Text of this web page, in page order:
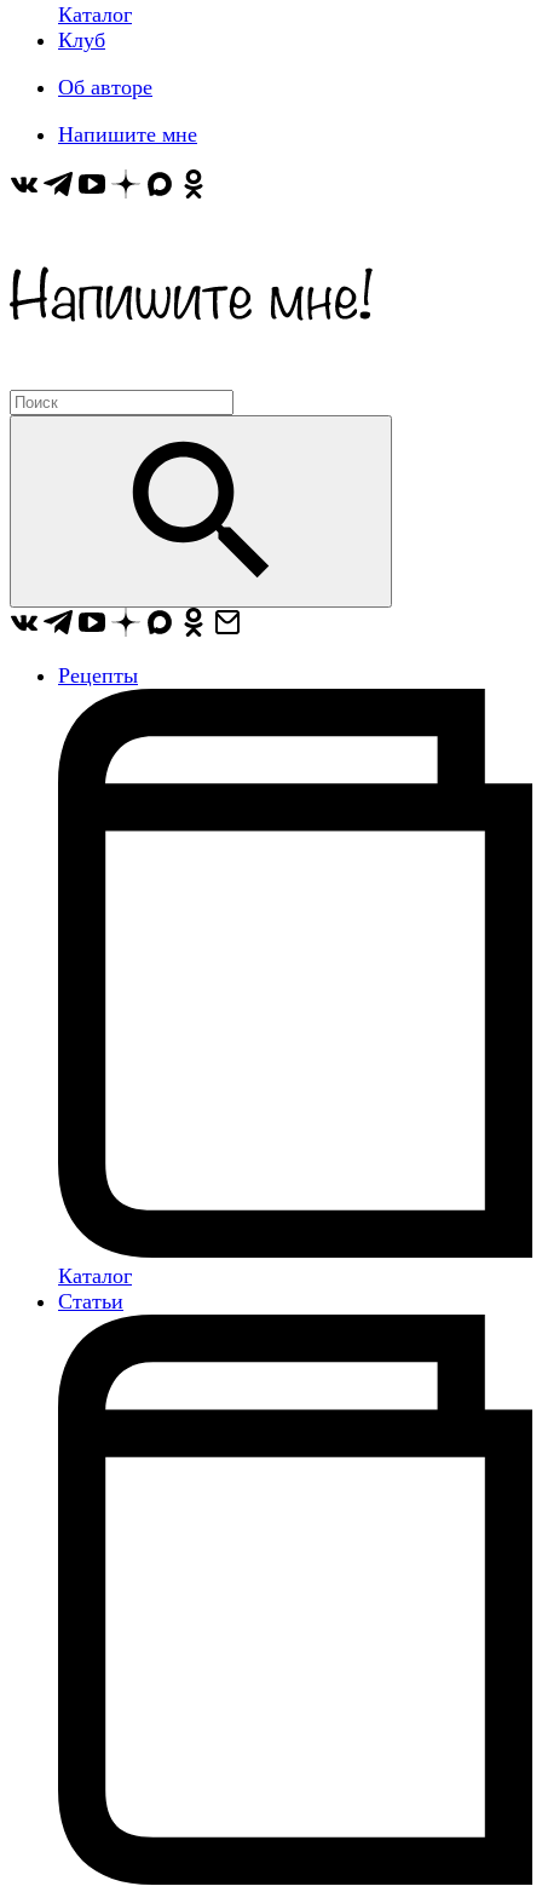
Каталог
Клуб
Об авторе
Напишите мне
Рецепты
Каталог
Статьи